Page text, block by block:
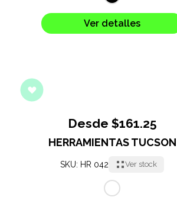
Ver detalles
Desde $161.25
HERRAMIENTAS TUCSON
SKU: HR 042 Ver stock